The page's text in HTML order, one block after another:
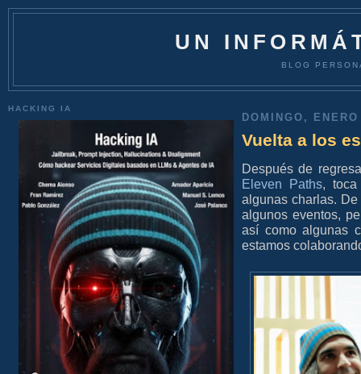
UN
BLOG
HACKING IA
DOMINGO,
Vuelta a los
Después de
Eleven Paths,
algunas charlas.
algunos eventos,
así como algunas
estamos